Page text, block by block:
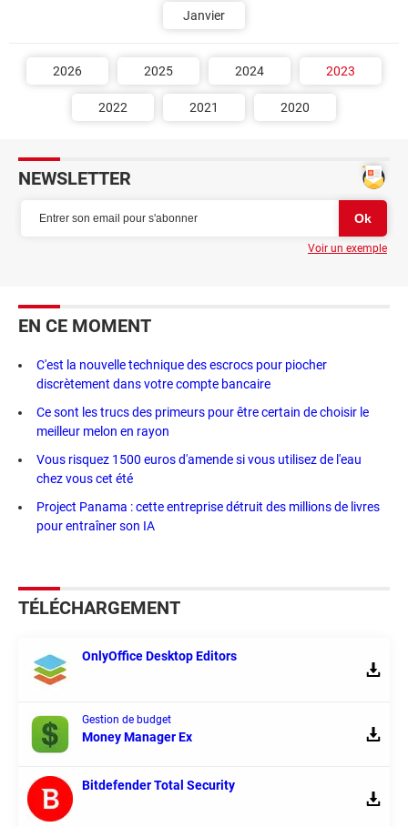
Janvier
2026 2025 2024 2023
2022 2021 2020
NEWSLETTER
Voir un exemple
EN CE MOMENT
C'est la nouvelle technique des escrocs pour piocher
discrètement dans votre compte bancaire
Ce sont les trucs des primeurs pour être certain de choisir le
meilleur melon en rayon
Vous risquez 1500 euros d'amende si vous utilisez de l'eau
chez vous cet été
Project Panama : cette entreprise détruit des millions de livres
pour entraîner son IA
TÉLÉCHARGEMENT
OnlyOffice Desktop Editors
Gestion de budget
Money Manager Ex
Bitdefender Total Security